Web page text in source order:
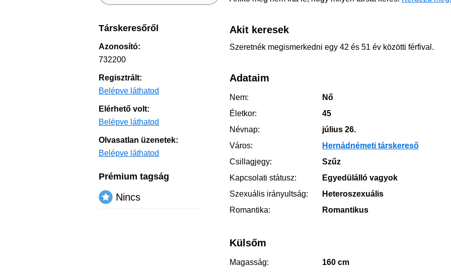
Akit keresek
Szeretnék megismerkedni egy 42 és 51 év közötti férfival.
Adataim
Nem:
Nő
Életkor:
45
Névnap:
július 26.
Város:
Hernádnémeti társkereső
Csillagjegy:
Szűz
Kapcsolati státusz:
Egyedülálló vagyok
Szexuális irányultság:
Heteroszexuális
Romantika:
Romantikus
Külsőm
Magasság:
160 cm
Társkeresőről
Azonosító:
732200
Regisztrált:
Belépve láthatod
Elérhető volt:
Belépve láthatod
Olvasatlan üzenetek:
Belépve láthatod
Prémium tagság
Nincs